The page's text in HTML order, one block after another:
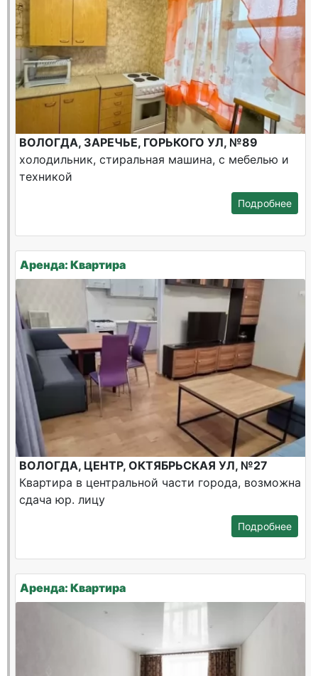
ВОЛОГДА, ЗАРЕЧЬЕ, ГОРЬКОГО УЛ, №89
холодильник, стиральная машина, с мебелью и
техникой
Подробнее
Аренда: Квартира
ВОЛОГДА, ЦЕНТР, ОКТЯБРЬСКАЯ УЛ, №27
Квартира в центральной части города, возможна
сдача юр. лицу
Подробнее
Аренда: Квартира